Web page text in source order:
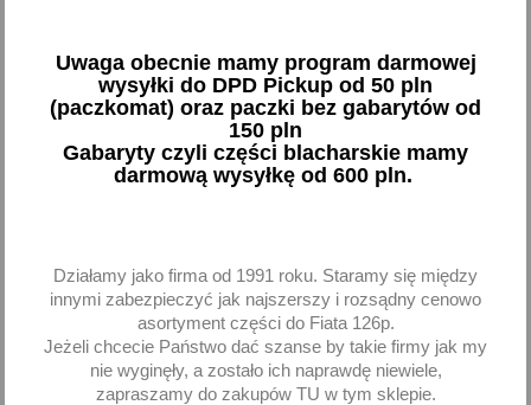
Antykuna spray
odstraszanie odstraszający
na Gryzonie Kuny +
kunagone
favorite_border
MA PROFESSIONAL Smar
silikonowy 500 g
favorite_border
Uwaga obecnie mamy program darmowej
wysyłki do DPD Pickup od 50 pln
(paczkomat) oraz paczki bez gabarytów od
150 pln
Gabaryty czyli części blacharskie mamy
darmową wysyłkę od 600 pln.
Działamy jako firma od 1991 roku. Staramy się między
innymi zabezpieczyć jak najszerszy i rozsądny cenowo
asortyment części do Fiata 126p.
Jeżeli chcecie Państwo dać szanse by takie firmy jak my
nie wyginęły, a zostało ich naprawdę niewiele,
zapraszamy do zakupów TU w tym sklepie.